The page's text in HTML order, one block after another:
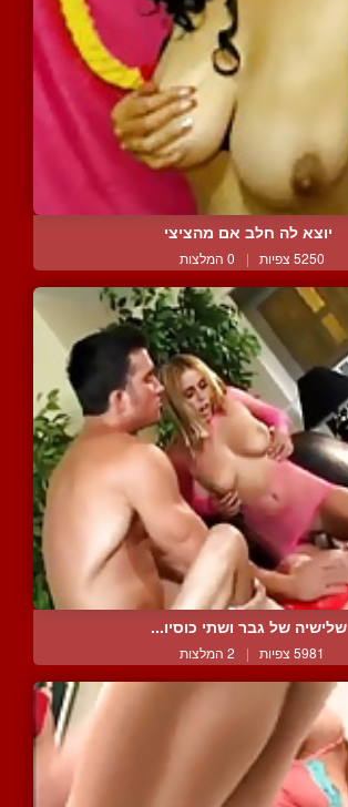
יוצא לה חלב אם מהציצי
5250 צפיות | 0 המלצות
שלישיה של גבר ושתי כוסיו...
5981 צפיות | 2 המלצות